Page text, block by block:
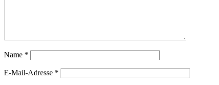
Name *
E-Mail-Adresse *